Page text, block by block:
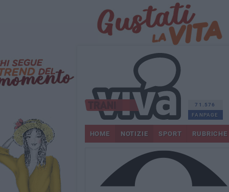
71.576
FANPAGE
HOME NOTIZIE SPORT RUBRICHE